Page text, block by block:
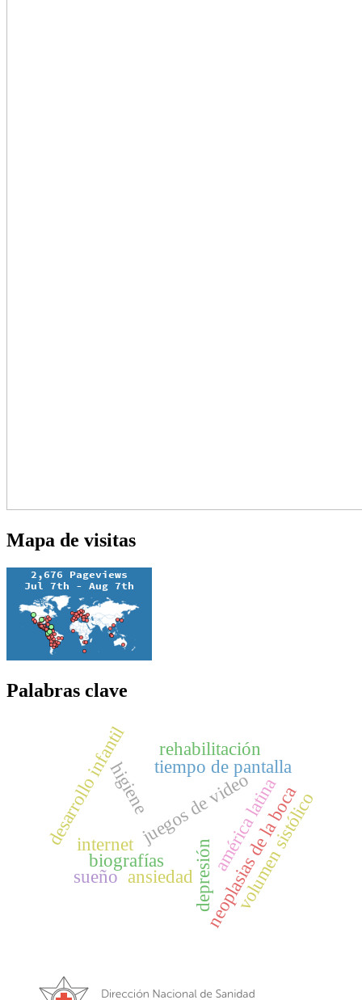
Mapa de visitas
Palabras clave
biografías
sueño ansiedaddepresión
desarrollo infantil
internet juegos de video
tiempo de pantalla
neoplasias de la boca
higiene américa latina
rehabilitación
volumen sistólico